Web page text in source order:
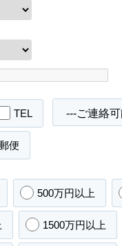
TEL
便
500万円以上
1500万円以上